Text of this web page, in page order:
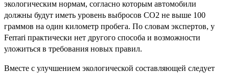
экологическим нормам, согласно которым автомобили
должны будут иметь уровень выбросов СО2 не выше 100
граммов на один километр пробега. По словам экспертов, у
Ferrari практически нет другого способа и возможности
уложиться в требования новых правил.
Вместе с улучшением экологической составляющей следует